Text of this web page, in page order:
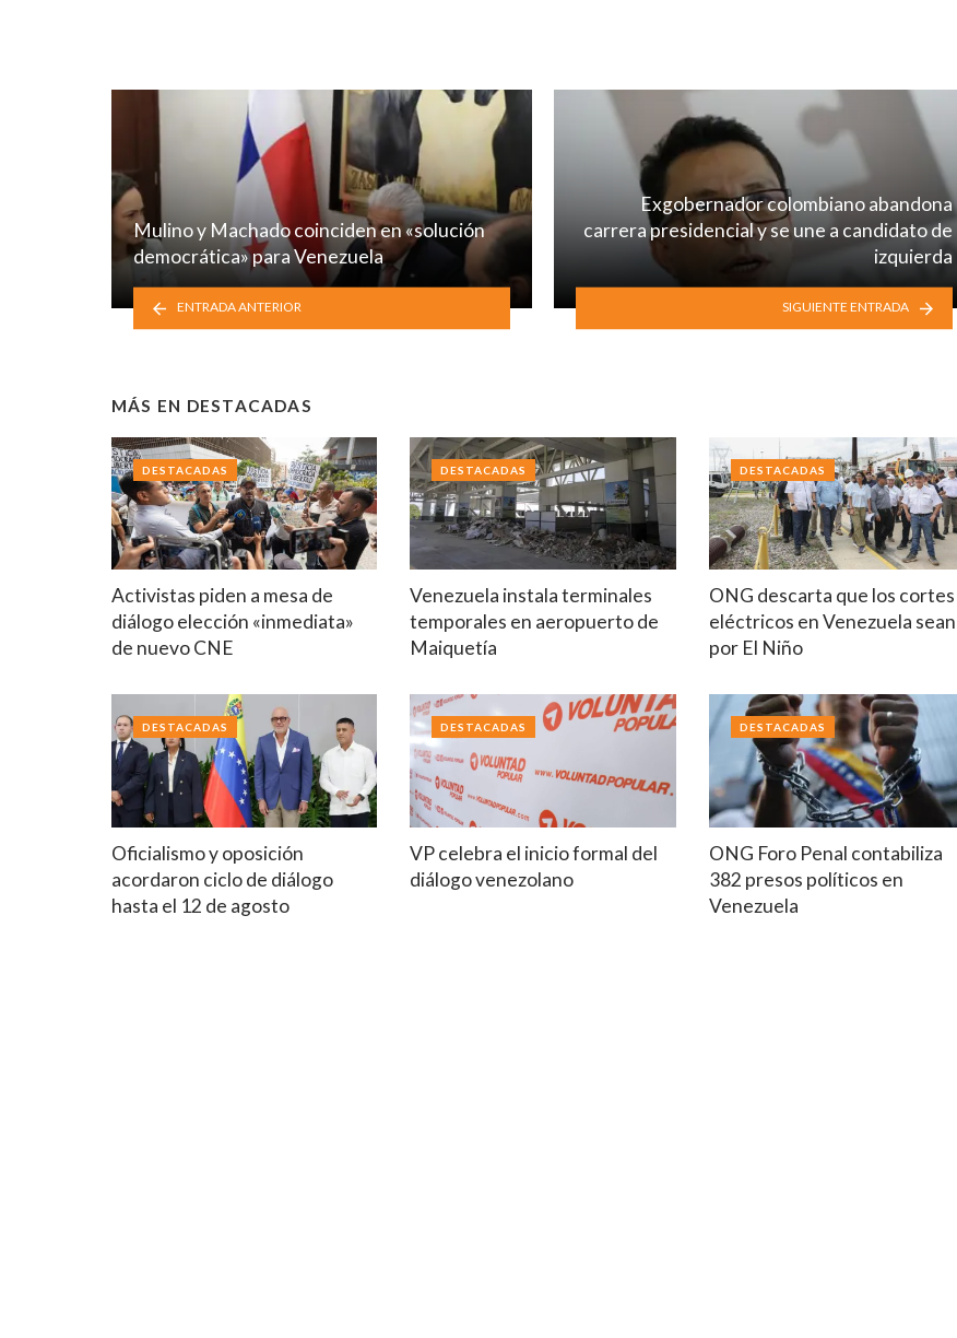
Mulino y Machado coinciden en «solución
democrática» para Venezuela
ENTRADA ANTERIOR
Exgobernador colombiano abandona
carrera presidencial y se une a candidato de
izquierda
SIGUIENTE ENTRADA
MÁS EN DESTACADAS
Activistas piden a mesa de
diálogo elección «inmediata»
de nuevo CNE
DESTACADAS
Venezuela instala terminales
temporales en aeropuerto de
Maiquetía
DESTACADAS
ONG descarta que los cortes
eléctricos en Venezuela sean
por El Niño
DESTACADAS
Oficialismo y oposición
acordaron ciclo de diálogo
hasta el 12 de agosto
DESTACADAS
VP celebra el inicio formal del
diálogo venezolano
DESTACADAS
ONG Foro Penal contabiliza
382 presos políticos en
Venezuela
DESTACADAS